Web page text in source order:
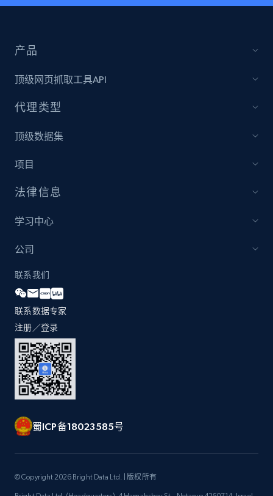
产品
顶级网页抓取工具API
代理类型
顶级数据集
项目
法律信息
学习中心
公司
联系我们
联系数据专家
注册／登录
蜀ICP备18023585号
© Copyright 2026 Bright Data Ltd. | 版权所有